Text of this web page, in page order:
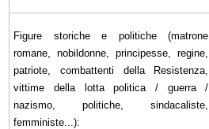
Figure storiche e politiche (matrone
romane, nobildonne, principesse, regine,
patriote, combattenti della Resistenza,
vittime della lotta politica / guerra /
nazismo, politiche, sindacaliste,
femministe...):